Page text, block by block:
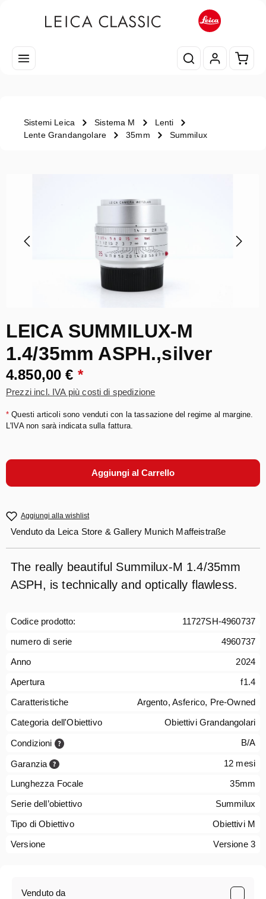
Il
Sistemi Leica Sistema M
Lenti
Lente Grandangolare
35mm Summilux
LEICA SUMMILUX-M
1.4/35mm ASPH.,silver
4.850,00 € *
Prezzi incl. IVA più costi di spedizione
* Questi articoli sono venduti con la tassazione del regime al margine.
L'IVA non sarà indicata sulla fattura.
Aggiungi al Carrello
Aggiungi alla wishlist
Venduto da Leica Store & Gallery Munich Maffeistraße
The really beautiful Summilux-M 1.4/35mm
ASPH, is technically and optically flawless.
Codice prodotto:
11727SH-4960737
numero di serie
4960737
Anno
2024
Apertura
f1.4
Caratteristiche
Argento, Asferico, Pre-Owned
Categoria dell'Obiettivo
Obiettivi Grandangolari
Condizioni B/A
Garanzia 12 mesi
Lunghezza Focale
35mm
Serie dell’obiettivo
Summilux
Tipo di Obiettivo
Obiettivi M
Versione
Versione 3
Venduto da